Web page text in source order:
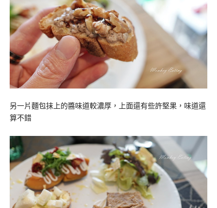
另一片麵包抹上的醬味道較濃厚，上面還有些許堅果，味道還
算不錯